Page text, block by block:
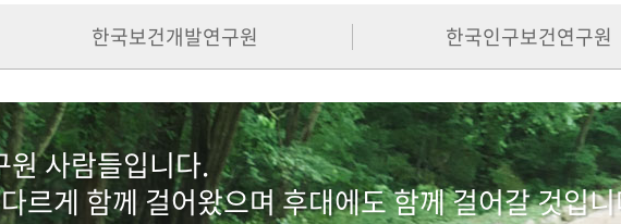
한국보건개발연구원 한국인구보건연구원
사람들입니다.
르게 함께 걸어왔으며 후대에도 함께 걸어갈 것입